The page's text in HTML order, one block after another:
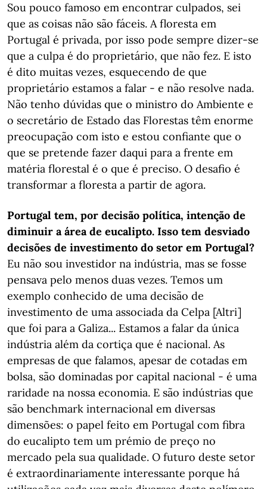
Sou pouco famoso em encontrar culpados, sei
que as coisas não são fáceis. A floresta em
Portugal é privada, por isso pode sempre dizer-se
que a culpa é do proprietário, que não fez. E isto
é dito muitas vezes, esquecendo de que
proprietário estamos a falar - e não resolve nada.
Não tenho dúvidas que o ministro do Ambiente e
o secretário de Estado das Florestas têm enorme
preocupação com isto e estou confiante que o
que se pretende fazer daqui para a frente em
matéria florestal é o que é preciso. O desafio é
transformar a floresta a partir de agora.
Portugal tem, por decisão política, intenção de
diminuir a área de eucalipto. Isso tem desviado
decisões de investimento do setor em Portugal?
Eu não sou investidor na indústria, mas se fosse
pensava pelo menos duas vezes. Temos um
exemplo conhecido de uma decisão de
investimento de uma associada da Celpa [Altri]
que foi para a Galiza... Estamos a falar da única
indústria além da cortiça que é nacional. As
empresas de que falamos, apesar de cotadas em
bolsa, são dominadas por capital nacional - é uma
raridade na nossa economia. E são indústrias que
são benchmark internacional em diversas
dimensões: o papel feito em Portugal com fibra
do eucalipto tem um prémio de preço no
mercado pela sua qualidade. O futuro deste setor
é extraordinariamente interessante porque há